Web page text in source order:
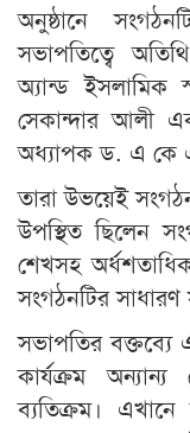
অনুষ্ঠানে
সভাপতিত্বে
অ্যান্ড
সেকান্দার আলী
অধ্যাপক ড. এ কে
তারা উভয়েই
উপস্থিত ছিলেন
শেখসহ অর্ধশতাধিক
সংগঠনটির
সভাপতির
কার্যক্রম অন্যান্য
ব্যতিক্রম।